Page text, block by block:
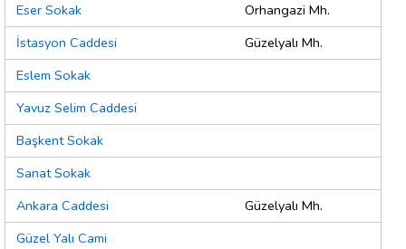
Eser Sokak
Orhangazi Mh.
İstasyon Caddesi
Güzelyalı Mh.
Eslem Sokak
Yavuz Selim Caddesi
Başkent Sokak
Sanat Sokak
Ankara Caddesi
Güzelyalı Mh.
Güzel Yalı Cami